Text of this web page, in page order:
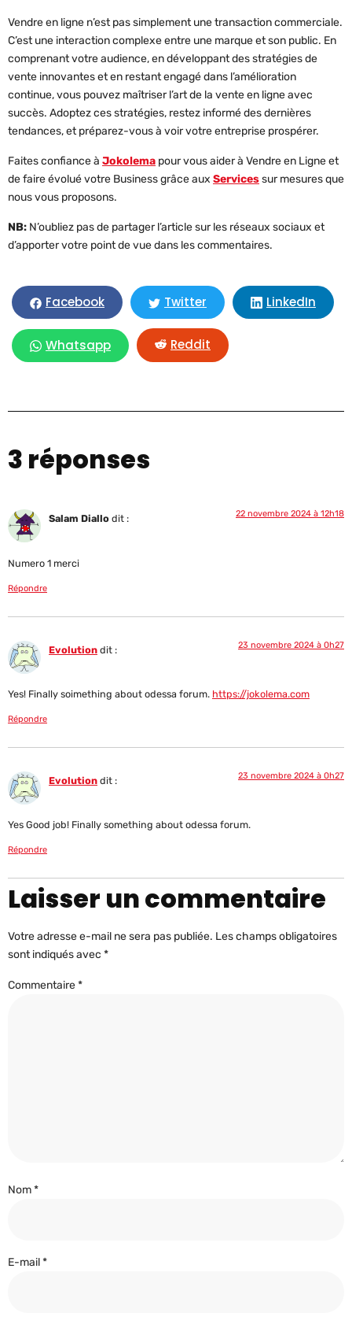
Vendre en ligne n’est pas simplement une transaction commerciale.
C’est une interaction complexe entre une marque et son public. En
comprenant votre audience, en développant des stratégies de
vente innovantes et en restant engagé dans l’amélioration
continue, vous pouvez maîtriser l’art de la vente en ligne avec
succès. Adoptez ces stratégies, restez informé des dernières
tendances, et préparez-vous à voir votre entreprise prospérer.
Faites confiance à Jokolema pour vous aider à Vendre en Ligne et
de faire évolué votre Business grâce aux Servicessur mesures que
nous vous proposons.
NB: N’oubliez pas de partager l’article sur les réseaux sociaux et
d’apporter votre point de vue dans les commentaires.
Facebook Twitter LinkedIn
Whatsapp Reddit
3 réponses
Salam Diallo dit : 22 novembre 2024 à 12h18
Numero 1 merci
Répondre
Evolution dit : 23 novembre 2024 à 0h27
Yes! Finally soimething about odessa forum. https://jokolema.com
Répondre
Evolution dit : 23 novembre 2024 à 0h27
Yes Good job! Finally something about odessa forum.
Répondre
Laisser un commentaire
Votre adresse e-mail ne sera pas publiée. Les champs obligatoires
sont indiqués avec *
Commentaire*
Nom*
E-mail*